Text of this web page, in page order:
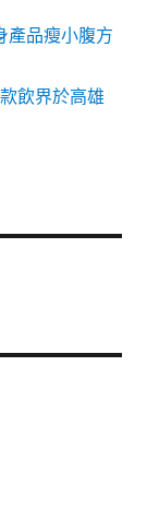
產品瘦小腹方
飲界於高雄